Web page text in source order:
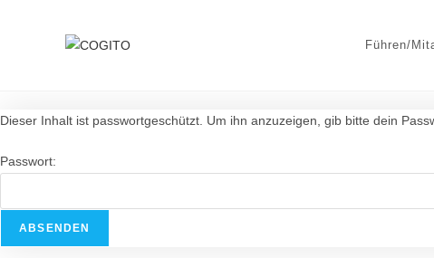
Führen/
Dieser Inhalt ist passwortgeschützt. Um ihn anzuzeigen, gib bitte dein
Passwort: